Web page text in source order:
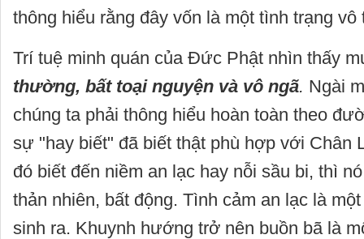
thông hiểu rằng đây vốn là một tình trạng vô
Trí tuệ minh quán của Đức Phật nhìn thấy
thường, bất toại nguyện và vô ngã. Ngài
chúng ta phải thông hiểu hoàn toàn theo
sự "hay biết" đã biết thật phù hợp với Chân
đó biết đến niềm an lạc hay nỗi sầu bi, thì
thản nhiên, bất động. Tình cảm an lạc là
sinh ra. Khuynh hướng trở nên buồn bã là